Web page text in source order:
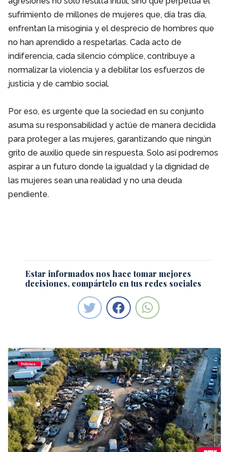
sufrimiento de millones de mujeres que, día tras día,
enfrentan la misoginia y el desprecio de hombres que
no han aprendido a respetarlas. Cada acto de
indiferencia, cada silencio cómplice, contribuye a
normalizar la violencia y a debilitar los esfuerzos de
justicia y de cambio social.
Por eso, es urgente que la sociedad en su conjunto
asuma su responsabilidad y actúe de manera decidida
para proteger a las mujeres, garantizando que ningún
grito de auxilio quede sin respuesta. Solo así podremos
aspirar a un futuro donde la igualdad y la dignidad de
las mujeres sean una realidad y no una deuda
pendiente.
Estar informados nos hace tomar mejores
decisiones, compártelo en tus redes sociales